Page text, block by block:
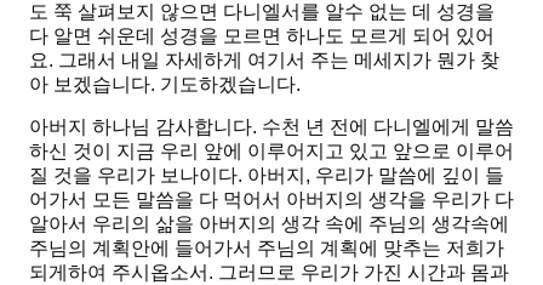
도 쭉 살펴보지 않으면 다니엘서를 알수 없는 데 성경을
다 알면 쉬운데 성경을 모르면 하나도 모르게 되어 있어
요. 그래서 내일 자세하게 여기서 주는 메세지가 뭔가 찾
아 보겠습니다. 기도하겠습니다.
아버지 하나님 감사합니다. 수천 년 전에 다니엘에게 말씀
하신 것이 지금 우리 앞에 이루어지고 있고 앞으로 이루어
질 것을 우리가 보나이다. 아버지, 우리가 말씀에 깊이 들
어가서 모든 말씀을 다 먹어서 아버지의 생각을 우리가 다
알아서 우리의 삶을 아버지의 생각 속에 주님의 생각속에
주님의 계획안에 들어가서 주님의 계획에 맞추는 저희가
되게하여 주시옵소서. 그러므로 우리가 가진 시간과 몸과